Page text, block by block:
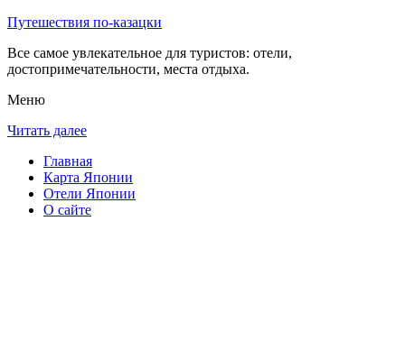
Путешествия по-казацки
Все самое увлекательное для туристов: отели,
достопримечательности, места отдыха.
Меню
Читать далее
Главная
Карта Японии
Отели Японии
О сайте